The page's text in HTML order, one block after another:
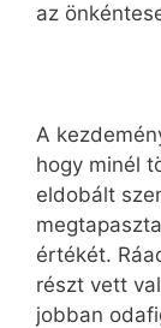
az
A
hogy minél
eldobált
értékét.
részt vett
jobban